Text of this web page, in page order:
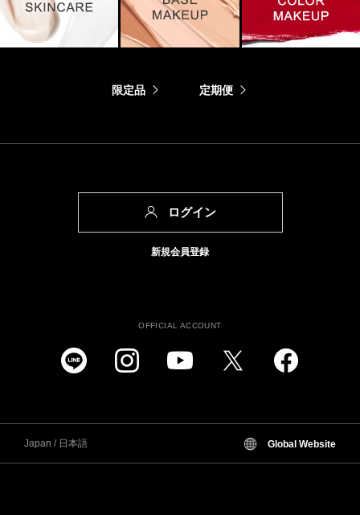
限定品 定期便
ログイン
新規会員登録
OFFICIAL ACCOUNT
Japan / 日本語 Global Website